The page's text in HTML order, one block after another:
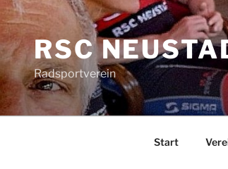
Zum
Inhalt
springenRSC
Radsportverein
Start